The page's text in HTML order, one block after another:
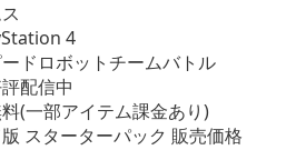
4
ドロボットチームバトル
配信中
(一部アイテム課金あり)
ーターパック 販売価格